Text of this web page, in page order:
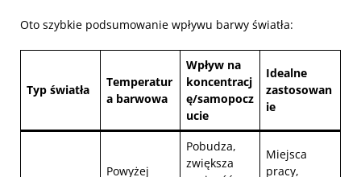
Oto szybkie podsumowanie wpływu barwy światła:
Typ światła
Temperatur
a barwowa
Wpływ na
koncentracj
ę/samopocz
ucie
Idealne
zastosowan
ie
Powyżej
Pobudza,
zwiększa
Miejsca
pracy,